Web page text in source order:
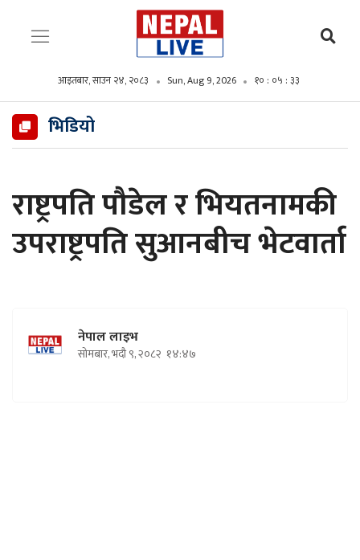
आइतबार, साउन २४, २०८३ Sun, Aug 9, 2026 १० : ०५ : ३४
भिडियो
राष्ट्रपति पौडेल र भियतनामकी
उपराष्ट्रपति सुआनबीच भेटवार्ता
नेपाल लाइभ
सोमबार, भदौ ९, २०८२ १४:४७